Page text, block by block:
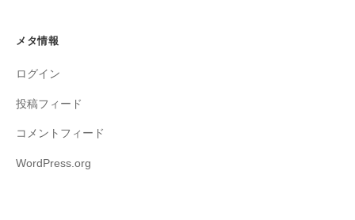
メタ情報
ログイン
投稿フィード
コメントフィード
WordPress.org